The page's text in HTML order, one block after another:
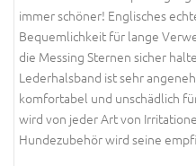
immer schöner! Englisches
Bequemlichkeit für lange
die Messing Sternen sicher
Lederhalsband ist sehr
komfortabel und unschädlich
wird von jeder Art von
Hundezubehör wird seine